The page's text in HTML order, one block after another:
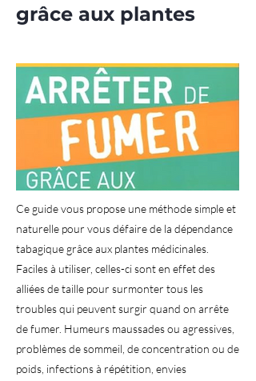
grâce aux plantes
Ce guide vous propose une méthode simple et
naturelle pour vous défaire de la dépendance
tabagique grâce aux plantes médicinales.
Faciles à utiliser, celles-ci sont en effet des
alliées de taille pour surmonter tous les
troubles qui peuvent surgir quand on arrête
de fumer. Humeurs maussades ou agressives,
problèmes de sommeil, de concentration ou de
poids, infections à répétition, envies